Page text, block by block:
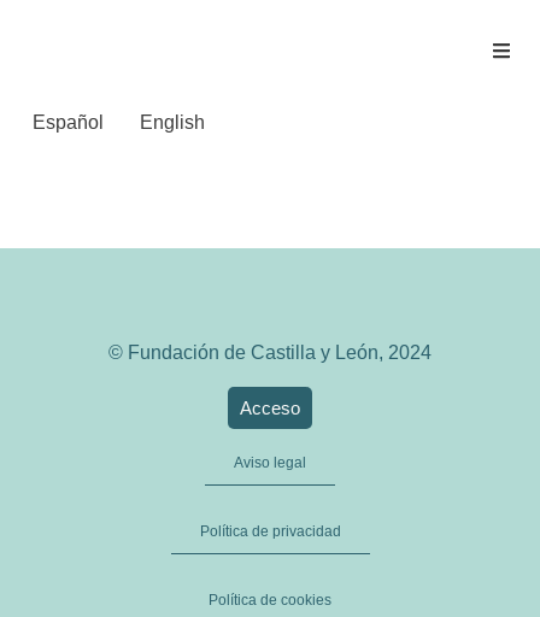
Español English
© Fundación de Castilla y León, 2024
Acceso
Aviso legal
Política de privacidad
Política de cookies